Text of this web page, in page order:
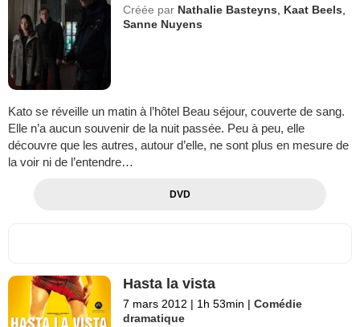
Créée par Nathalie Basteyns Kaat Beels
Sanne Nuyens
Kato se réveille un matin à l’hôtel Beau séjour, couverte de sang.
Elle n’a aucun souvenir de la nuit passée. Peu à peu, elle
découvre que les autres, autour d’elle, ne sont plus en mesure de
la voir ni de l’entendre…
DVD
Hasta la vista
7 mars 2012 | 1h 53min | Comédie
dramatique